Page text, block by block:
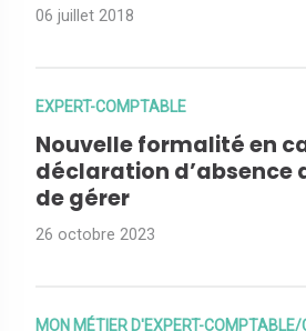
06 juillet 2018
EXPERT-COMPTABLE
Nouvelle formalité en
déclaration d’absence
de gérer
26 octobre 2023
MON MÉTIER D'EXPERT-COMPTABLE/